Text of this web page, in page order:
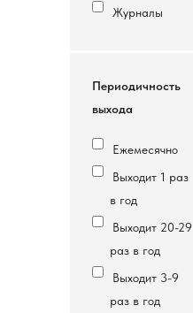
Журналы
Периодичность
выхода
Ежемесячно
Выходит 1 раз
в год
Выходит 20-29
раз в год
Выходит 3-9
раз в год